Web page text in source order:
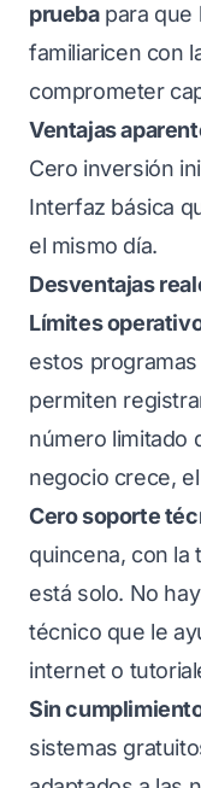
pruebapara que
familiaricen con
comprometer
Ventajas
Cero inversión
Interfaz básica
el mismo día.
Desventajas
Límites
estos
permiten
número limitado
negocio crece,
Cero soporte
quincena, con la
está solo. No
técnico que le
internet o
Sin
sistemas